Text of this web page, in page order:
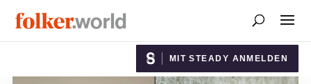
MIT STEADY ANMELDEN